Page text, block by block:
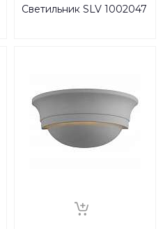
Светильник SLV 1002047